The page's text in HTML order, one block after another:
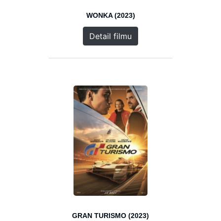
WONKA (2023)
Detail filmu
GRAN TURISMO (2023)